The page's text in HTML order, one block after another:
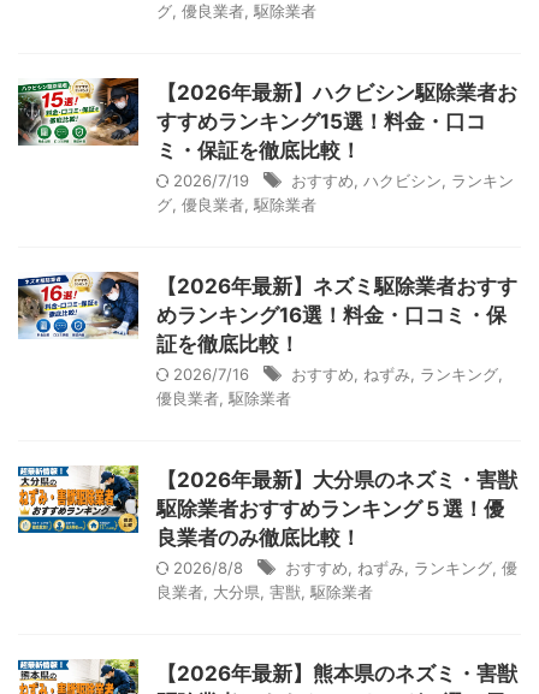
グ 優良業者 駆除業者
【2026年最新】ハクビシン駆除業者お
すすめランキング15選！料金・口コ
ミ・保証を徹底比較！
2026/7/19 おすすめ ハクビシン
ランキン
グ 優良業者 駆除業者
【2026年最新】ネズミ駆除業者おすす
めランキング16選！料金・口コミ・保
証を徹底比較！
2026/7/16 おすすめ ねずみ ランキング
優良業者 駆除業者
【2026年最新】大分県のネズミ・害獣
駆除業者おすすめランキング５選！優
良業者のみ徹底比較！
2026/8/8 おすすめ ねずみ ランキング 優
良業者 大分県 害獣 駆除業者
【2026年最新】熊本県のネズミ・害獣